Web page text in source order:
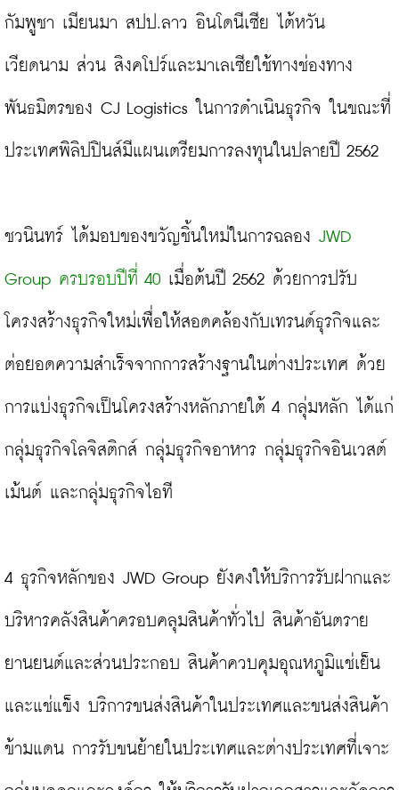
กัมพูชา เมียนมา สปป.ลาว อินโดนีเซีย ไต้หวัน
เวียดนาม ส่วน สิงคโปร์และมาเลเซียใช้ทางช่องทาง
พันธมิตรของ CJ Logistics ในการดำเนินธุรกิจ ในขณะที่
ประเทศพิลิปปินส์มีแผนเตรียมการลงทุนในปลายปี 2562
ชวนินทร์ ได้มอบของขวัญชิ้นใหม่ในการฉลอง JWD
Group ครบรอบปีที่ 40 เมื่อต้นปี 2562 ด้วยการปรับ
โครงสร้างธุรกิจใหม่เพื่อให้สอดคล้องกับเทรนด์ธุรกิจและ
ต่อยอดความสำเร็จจากการสร้างฐานในต่างประเทศ ด้วย
การแบ่งธุรกิจเป็นโครงสร้างหลักภายใต้ 4 กลุ่มหลัก ได้แก่
กลุ่มธุรกิจโลจิสติกส์ กลุ่มธุรกิจอาหาร กลุ่มธุรกิจอินเวสต์
เม้นต์ และกลุ่มธุรกิจไอที
4 ธุรกิจหลักของ JWD Group ยังคงให้บริการรับฝากและ
บริหารคลังสินค้าครอบคลุมสินค้าทั่วไป สินค้าอันตราย
ยานยนต์และส่วนประกอบ สินค้าควบคุมอุณหภูมิแช่เย็น
และแช่แข็ง บริการขนส่งสินค้าในประเทศและขนส่งสินค้า
ข้ามแดน การรับขนย้ายในประเทศและต่างประเทศที่เจาะ